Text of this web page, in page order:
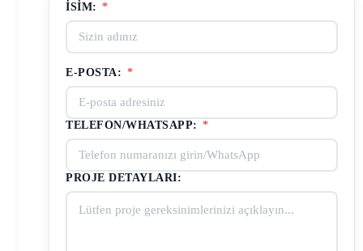
İSIM: *
E-POSTA: *
TELEFON/WHATSAPP: *
PROJE DETAYLARI: